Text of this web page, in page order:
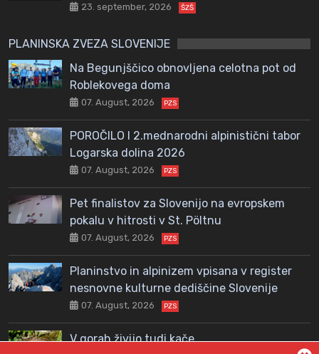
23. september, 2026 ŠZŠ
PLANINSKA ZVEZA SLOVENIJE
Na Begunjščico obnovljena celotna pot od
Roblekovega doma
07. August, 2026 PZS
POROČILO I 2.mednarodni alpinistični tabor
Logarska dolina 2026
07. August, 2026 PZS
Pet finalistov za Slovenijo na evropskem
pokalu v hitrosti v St. Pöltnu
07. August, 2026 PZS
Planinstvo in alpinizem vpisana v register
nesnovne kulturne dediščine Slovenije
07. August, 2026 PZS
V gorah živijo tudi kače